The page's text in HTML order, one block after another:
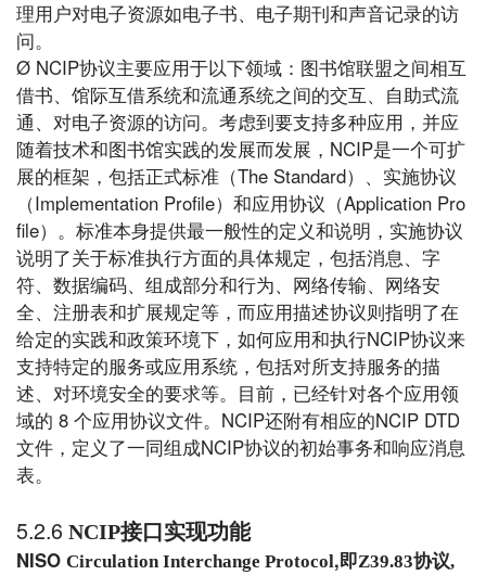
理用户对电子资源如电子书、电子期刊和声音记录的访
问。
Ø NCIP协议主要应用于以下领域：图书馆联盟之间相互
借书、馆际互借系统和流通系统之间的交互、自助式流
通、对电子资源的访问。考虑到要支持多种应用，并应
随着技术和图书馆实践的发展而发展， NCIP是一个可扩
展的框架，包括正式标准（The Standard）、实施协议
（Implementation Profile）和应用协议（Application Pro
file）。标准本身提供最一般性的定义和说明，实施协议
说明了关于标准执行方面的具体规定，包括消息、字
符、数据编码、组成部分和行为、网络传输、网络安
全、注册表和扩展规定等，而应用描述协议则指明了在
给定的实践和政策环境下，如何应用和执行NCIP协议来
支持特定的服务或应用系统，包括对所支持服务的描
述、对环境安全的要求等。目前，已经针对各个应用领
域的 8 个应用协议文件。 NCIP还附有相应的NCIP DTD
文件，定义了一同组成NCIP协议的初始事务和响应消息
表。
5.2.6 NCIP接口实现功能
NISO Circulation Interchange Protocol,即Z39.83协议,